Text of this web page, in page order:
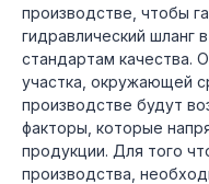
производстве, чтобы
гидравлический шланг
стандартам качества.
участка, окружающей
производстве будут
факторы, которые
продукции. Для того
производства,